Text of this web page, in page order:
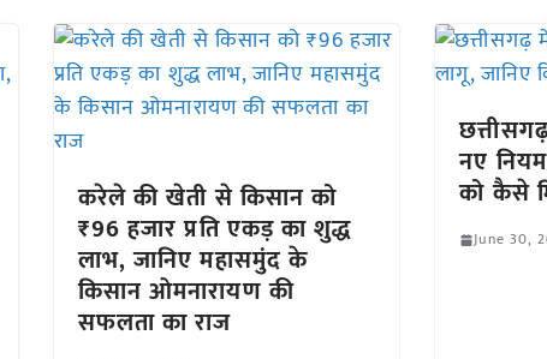
करेले की खेती से किसान को
₹96 हजार प्रति एकड़ का शुद्ध
लाभ, जानिए महासमुंद के
किसान ओमनारायण की
सफलता का राज
नए
को कैसे
June 30,